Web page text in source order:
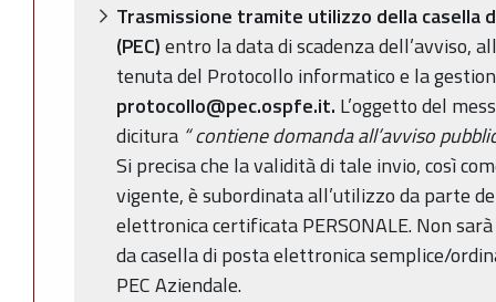
Trasmissione tramite utilizzo della
(PEC)entro la data di scadenza dell’avviso,
tenuta del Protocollo informatico e la
protocollo@pec.ospfe.it. L’oggetto del
dicitura “ contiene domanda all’avviso
Si precisa che la validità di tale invio, così
vigente, è subordinata all’utilizzo da parte
elettronica certificata PERSONALE. Non
da casella di posta elettronica semplice/
PEC Aziendale.